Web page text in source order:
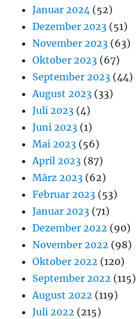
Januar 2024 (52)
Dezember 2023 (51)
November 2023 (63)
Oktober 2023 (67)
September 2023 (44)
August 2023 (33)
Juli 2023 (4)
Juni 2023 (1)
Mai 2023 (56)
April 2023 (87)
März 2023 (62)
Februar 2023 (53)
Januar 2023 (71)
Dezember 2022 (90)
November 2022 (98)
Oktober 2022 (120)
September 2022 (115)
August 2022 (119)
Juli 2022 (215)